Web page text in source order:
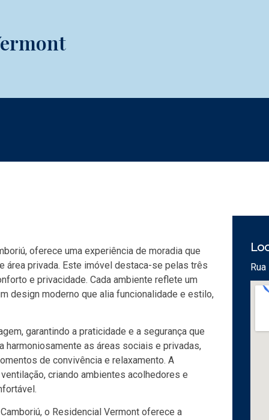
oferece uma experiência de moradia que
área privada. Este imóvel destaca-se pelas três
e privacidade. Cada ambiente reflete um
design moderno que alia funcionalidade e estilo,
garantindo a praticidade e a segurança que
harmoniosamente as áreas sociais e privadas,
de convivência e relaxamento. A
criando ambientes acolhedores e
o Residencial Vermont oferece a